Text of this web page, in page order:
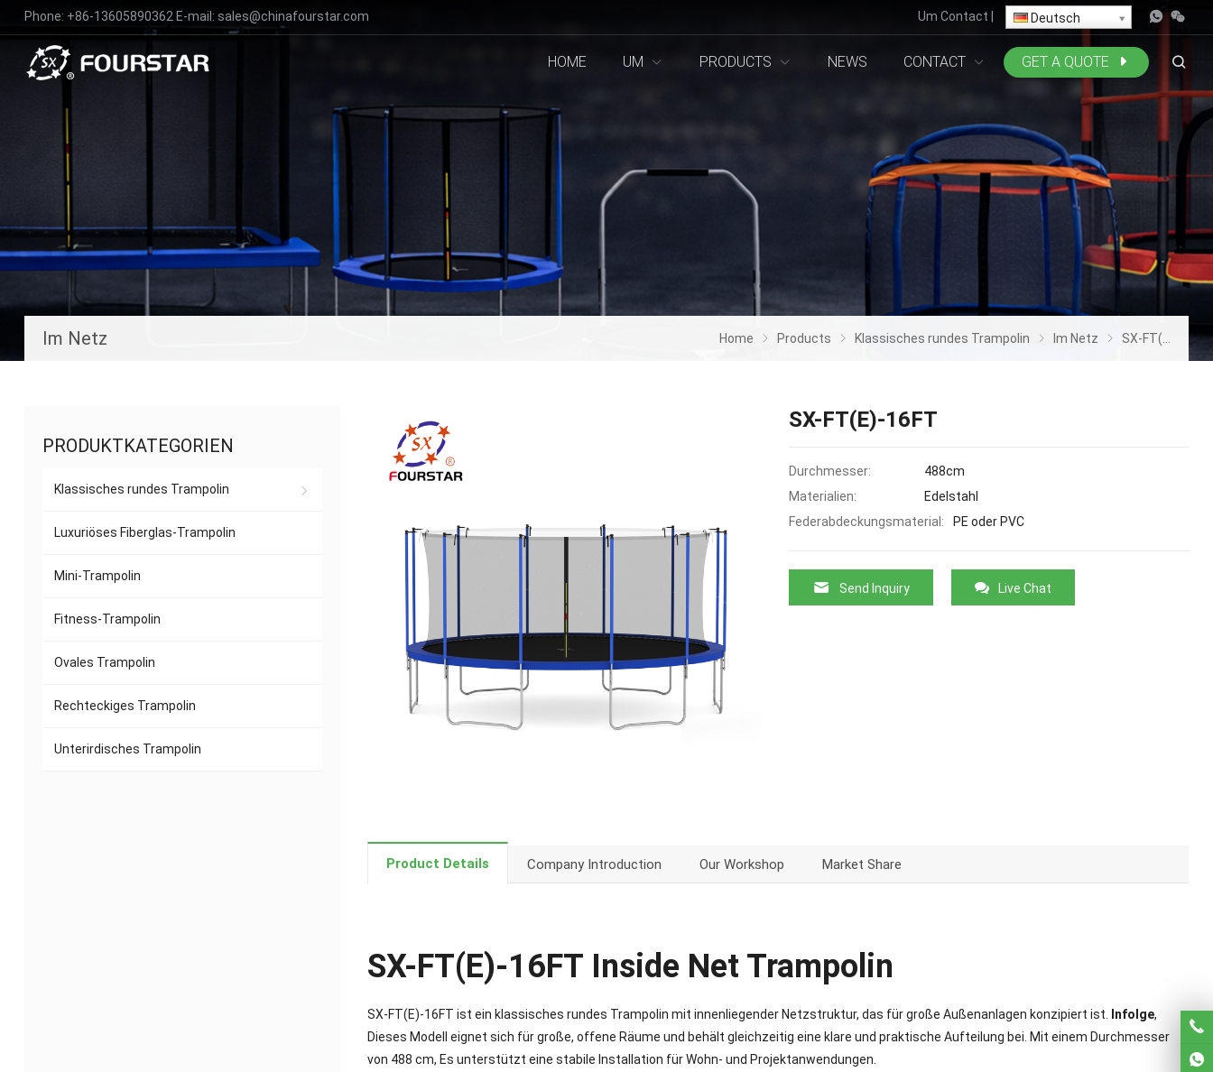
Phone: +86-13605890362 E-mail : sales@chinafourstar.com Um Contact Deutsch
HOME UM PRODUCTS NEWS CONTACT GET A QUOTE
Im Netz Home Products Klassisches rundes Trampolin Im Netz SX-FT(E)-16FT
SX-FT(E)-16FT
Durchmesser:
488cm
Materialien:
Edelstahl
Federabdeckungsmaterial:
PE oder PVC
Send Inquiry Live Chat
Product Details Company Introduction Our Workshop Market Share
SX-FT(E)-16FT Inside Net Trampolin
SX-FT(E)-16FT ist ein klassisches rundes Trampolin mit innenliegender Netzstruktur, das für große Außenanlagen konzipiert ist. Infolge,
Dieses Modell eignet sich für große, offene Räume und behält gleichzeitig eine klare und praktische Aufteilung bei. Mit einem Durchmesser
von 488 cm, Es unterstützt eine stabile Installation für Wohn- und Projektanwendungen.
PRODUKTKATEGORIEN
Klassisches rundes Trampolin
Luxuriöses Fiberglas-Trampolin
Mini-Trampolin
Fitness-Trampolin
Ovales Trampolin
Rechteckiges Trampolin
Unterirdisches Trampolin